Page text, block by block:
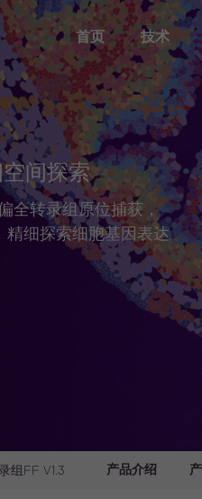
首页 技术
产品方案
时空转录组FF
时空转录组FF
V1.3
时空转录组FF
V1.3兼容mIF
时空转录组大尺
芯片
时空转录组FFPE
时空蛋白转录组
主要领域
发育研究
器官研究
疾病研究
演化研究
资源库
文档库
视频库
时空生信工具
发表文章
时空样本实测数
历史实测数据
演示数据
活动
主题峰会
专题研讨会
行业会议
培训活动
关于华大三箭齐
华大三箭齐发
里程碑
联系我们
间探索
全转录组原位捕获，
细探索细胞基因表达
组FF V1.3 产品介绍